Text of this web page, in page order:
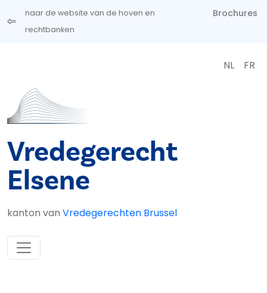
Overslaan en naar de inhoud gaan
naar de website van de hoven en
rechtbanken
Brochures
NL FR
Vredegerecht
Elsene
kanton van Vredegerechten Brussel